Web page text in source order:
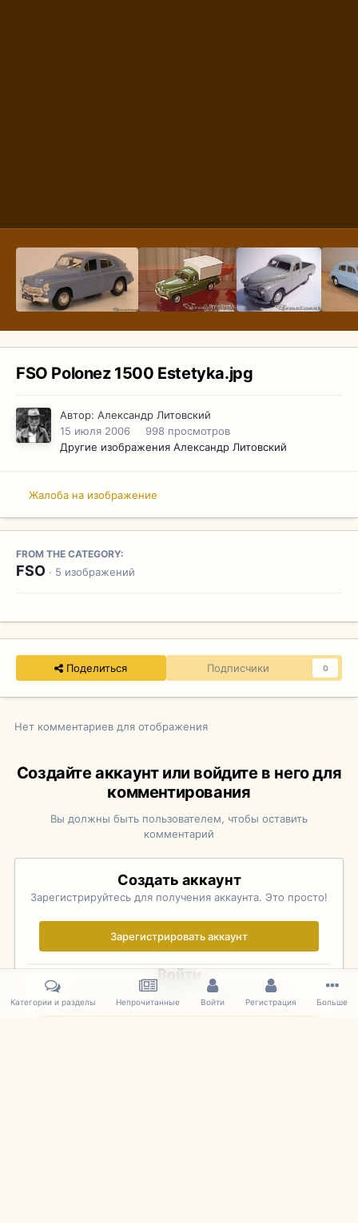
FSO Polonez 1500 Estetyka.jpg
Автор: Александр Литовский
15 июля 2006
998 просмотров
Другие изображения Александр Литовский
Жалоба на изображение
FROM THE CATEGORY:
FSO · 5 изображений
Поделиться Подписчики 0
Нет комментариев для отображения
Создайте аккаунт или войдите в него для
комментирования
Вы должны быть пользователем, чтобы оставить
комментарий
Создать аккаунт
Зарегистрируйтесь для получения аккаунта. Это просто!
Зарегистрировать аккаунт
Войти
Уже зарегистрированы? Войдите здесь.
Категории и разделы Непрочитанные Войти Регистрация Больше